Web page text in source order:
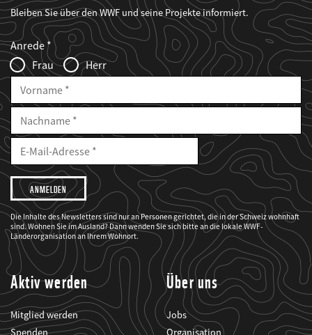
Bleiben Sie über den WWF und seine Projekte informiert.
Web2Case
Infofelder
Fieldset
anrede_name
Anrede
Frau
Herr
Vorname
Nachname
E-
Mailadresse
E-
Adresse
Ich
möchte,
dass
der
WWF
mich
über
seine
Projekte
informiert.
Die Inhalte des Newsletters sind nur an Personen gerichtet, die in der Schweiz wohnhaft
sind. Wohnen Sie im Ausland? Dann wenden Sie sich bitte an die lokale WWF-
Länderorganisation an Ihrem Wohnort.
Aktiv werden
Mitglied werden
Spenden
Über uns
Jobs
Organisation